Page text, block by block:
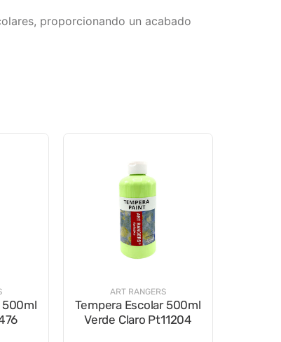
proporcionando un acabado
500ml
ART RANGERS
Tempera Escolar 500ml
Verde Claro Pt11204